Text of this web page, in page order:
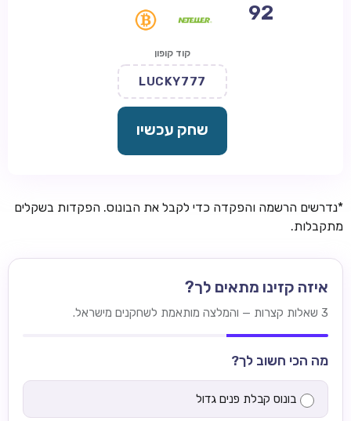
92
קוד קופון
LUCKY777
שחק עכשיו
*נדרשים הרשמה והפקדה כדי לקבל את הבונוס. הפקדות בשקלים
מתקבלות.
איזה קזינו מתאים לך?
3 שאלות קצרות — והמלצה מותאמת לשחקנים מישראל.
מה הכי חשוב לך?
בונוס קבלת פנים גדול